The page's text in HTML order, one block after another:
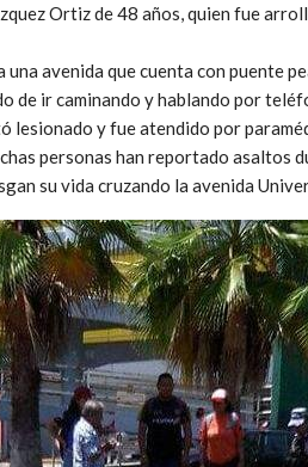
Ortiz de 48 años, quien fue
una avenida que cuenta con puente
de ir caminando y hablando por
lesionado y fue atendido por
personas han reportado asaltos
su vida cruzando la avenida